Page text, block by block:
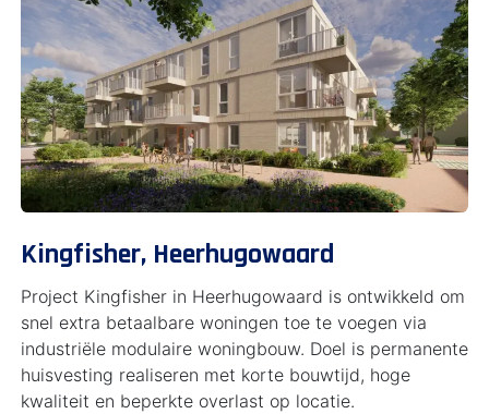
Kingfisher, Heerhugowaard
Project Kingfisher in Heerhugowaard is ontwikkeld om
snel extra betaalbare woningen toe te voegen via
industriële modulaire woningbouw. Doel is permanente
huisvesting realiseren met korte bouwtijd, hoge
kwaliteit en beperkte overlast op locatie.